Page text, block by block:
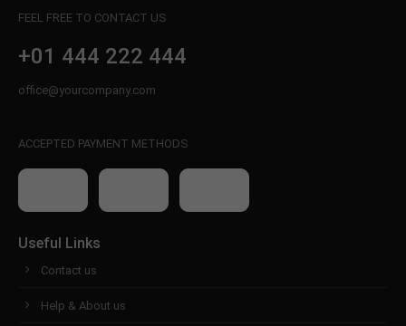
FEEL FREE TO CONTACT US
+01 444 222 444
office@yourcompany.com
ACCEPTED PAYMENT METHODS
Useful Links
Contact us
Help & About us